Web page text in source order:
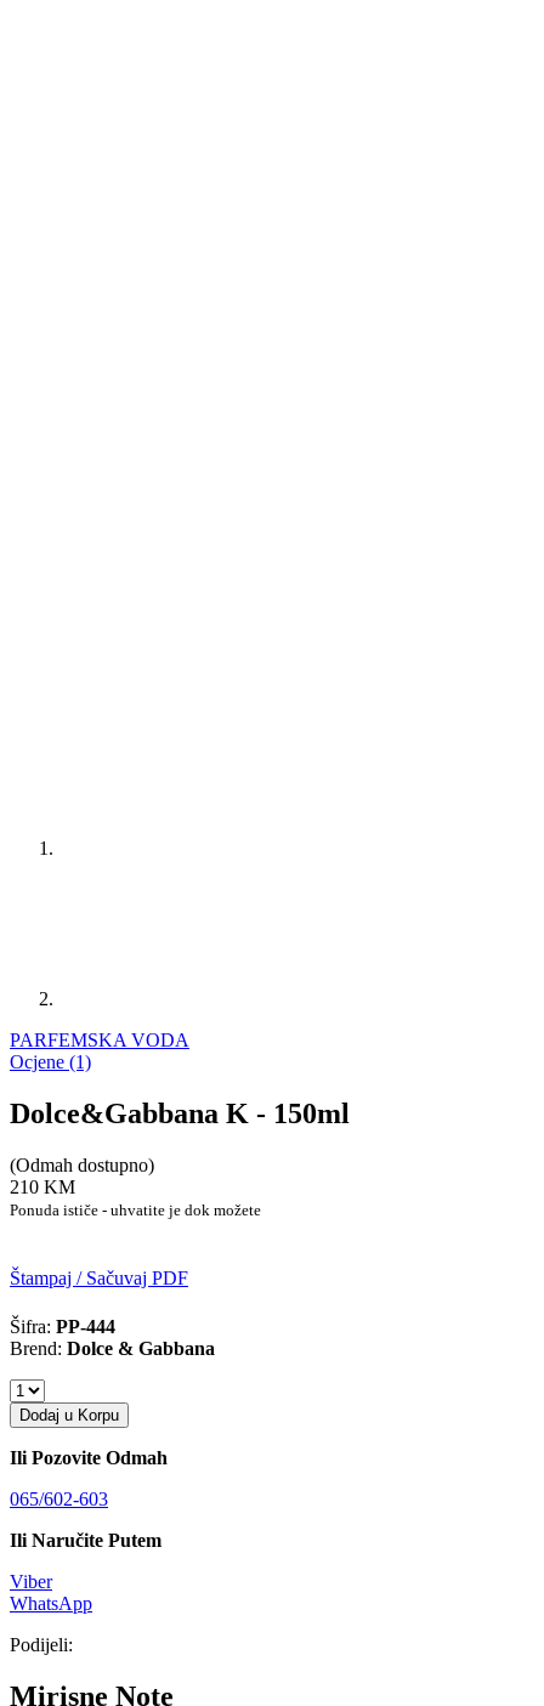
PARFEMSKA VODA
Ocjene (1)
Dolce&Gabbana K - 150ml
(Odmah dostupno)
210 KM
Ponuda ističe - uhvatite je dok možete
Štampaj / Sačuvaj PDF
Šifra: PP-444
Brend: Dolce & Gabbana
Dodaj u Korpu
Ili Pozovite Odmah
065/602-603
Ili Naručite Putem
Viber
WhatsApp
Podijeli:
Mirisne Note